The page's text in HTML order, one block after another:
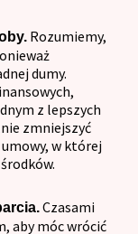
Rozumiemy,
dumy.
z lepszych
zmniejszyć
w której
Czasami
aby móc wrócić